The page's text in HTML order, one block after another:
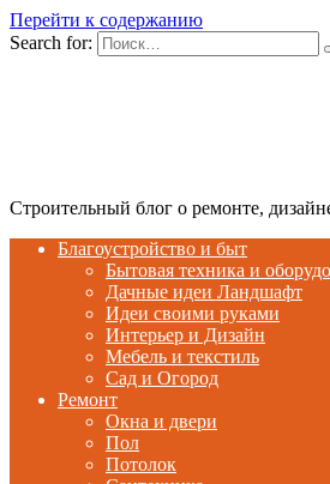
Перейти к содержанию
Search for:
Строительный блог о ремонте,
Благоустройство и быт
Бытовая техника и
Дачные идеи Ландшафт
Идеи своими руками
Интерьер и Дизайн
Мебель и текстиль
Сад и Огород
Ремонт
Окна и двери
Пол
Потолок